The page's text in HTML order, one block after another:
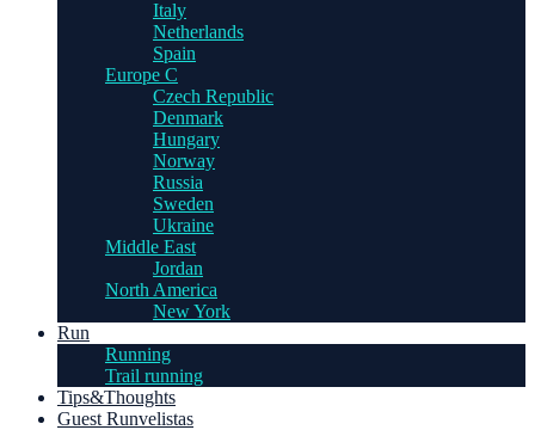
Italy
Netherlands
Spain
Europe C
Czech Republic
Denmark
Hungary
Norway
Russia
Sweden
Ukraine
Middle East
Jordan
North America
New York
Run
Running
Trail running
Tips&Thoughts
Guest Runvelistas